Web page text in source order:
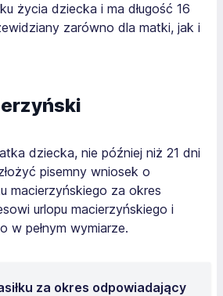
życia dziecka i ma długość 16
zarówno dla matki, jak i
dziecka, nie później niż 21 dni
pisemny wniosek o
macierzyńskiego za okres
urlopu macierzyńskiego i
w pełnym wymiarze.
za okres odpowiadający